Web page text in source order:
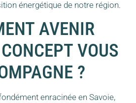
énergétique de notre région.
AVENIR
VOUS
?
enracinée en Savoie,